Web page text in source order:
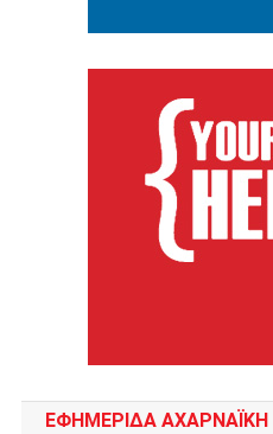
ΕΦΗΜΕΡΙΔΑ ΑΧΑΡΝΑΪΚΗ